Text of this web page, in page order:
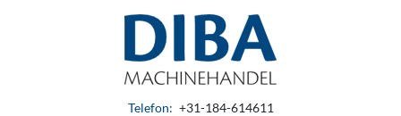
Telefon: +31-184-614611